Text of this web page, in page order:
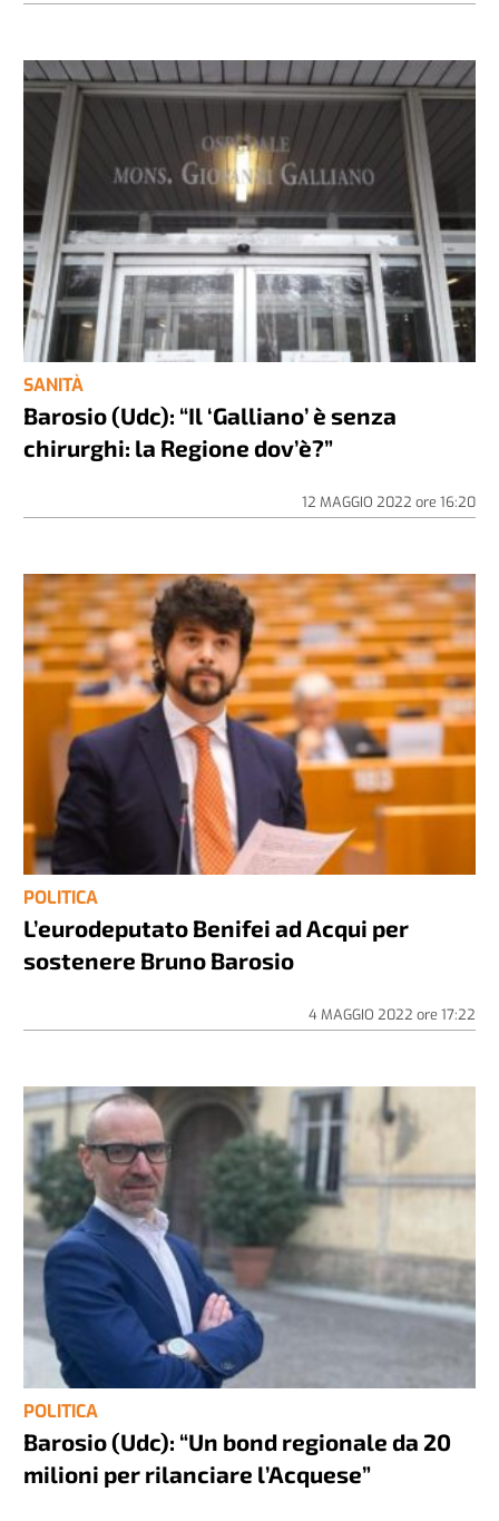
SANITÀ
Barosio (Udc): “Il ‘Galliano’ è senza
chirurghi: la Regione dov’è?”
12 MAGGIO 2022 ore 16:20
POLITICA
L’eurodeputato Benifei ad Acqui per
sostenere Bruno Barosio
4 MAGGIO 2022 ore 17:22
POLITICA
Barosio (Udc): “Un bond regionale da 20
milioni per rilanciare l’Acquese”